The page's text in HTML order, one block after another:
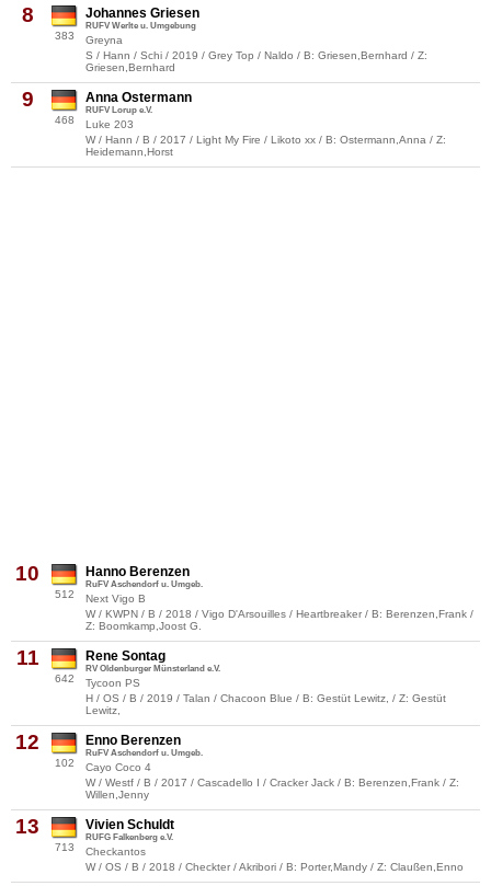
8
383
Johannes Griesen
RUFV Werlte u. Umgebung
Greyna
S / Hann / Schi / 2019 / Grey Top / Naldo / B: Griesen,Bernhard / Z:
Griesen,Bernhard
9
468
Anna Ostermann
RUFV Lorup e.V.
Luke 203
W / Hann / B / 2017 / Light My Fire / Likoto xx / B: Ostermann,Anna / Z:
Heidemann,Horst
10
512
Hanno Berenzen
RuFV Aschendorf u. Umgeb.
Next Vigo B
W / KWPN / B / 2018 / Vigo D'Arsouilles / Heartbreaker / B: Berenzen,Frank /
Z: Boomkamp,Joost G.
11
642
Rene Sontag
RV Oldenburger Münsterland e.V.
Tycoon PS
H / OS / B / 2019 / Talan / Chacoon Blue / B: Gestüt Lewitz, / Z: Gestüt
Lewitz,
12
102
Enno Berenzen
RuFV Aschendorf u. Umgeb.
Cayo Coco 4
W / Westf / B / 2017 / Cascadello I / Cracker Jack / B: Berenzen,Frank / Z:
Willen,Jenny
13
713
Vivien Schuldt
RUFG Falkenberg e.V.
Checkantos
W / OS / B / 2018 / Checkter / Akribori / B: Porter,Mandy / Z: Claußen,Enno